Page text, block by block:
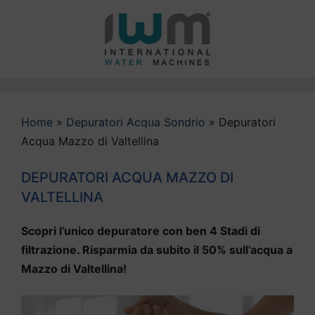
Home » Depuratori Acqua Sondrio » Depuratori
Acqua Mazzo di Valtellina
DEPURATORI ACQUA MAZZO DI
VALTELLINA
Scopri l’unico depuratore con ben 4 Stadi di
filtrazione. Risparmia da subito il 50% sull’acqua a
Mazzo di Valtellina!